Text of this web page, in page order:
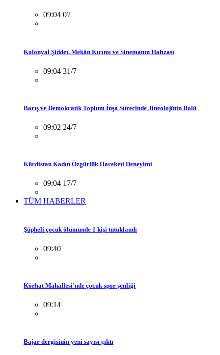
09:04 07
Kolonyal Şiddet, Mekân Kırımı ve Sinemanın Hafızası
09:04 31/7
Barış ve Demokratik Toplum İnşa Sürecinde Jineolojînin Rolü
09:02 24/7
Kürdistan Kadın Özgürlük Hareketi Deneyimi
09:04 17/7
TÜM HABERLER
Şüpheli çocuk ölümünde 1 kişi tutuklandı
09:40
Körhat Mahallesi’nde çocuk spor şenliği
09:14
Bajar dergisinin yeni sayısı çıktı